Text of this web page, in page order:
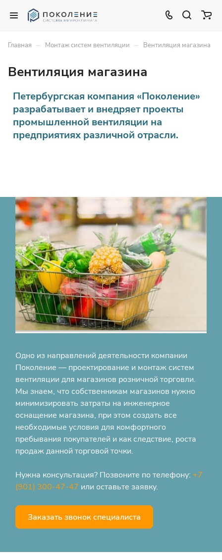
Главная – Монтаж систем вентиляции – Вентиляция магазина
Вентиляция магазина
Петербургская компания «Поколение»
разрабатывает и внедряет проекты
промышленной вентиляции на
предприятиях различной отрасли.
Одно из направлений деятельности компании
Поколение — проектирование и монтаж систем
вентиляции для магазинов розничной торговли.
Мы знаем, что собственникам магазинов нужно
минимизировать затраты на инженерное
оснащение магазина, при этом создать все
необходимые условия для комфортного
пребывания покупателей и как следствие, роста
продаж данной торговой точки.
Нужна консультация? Позвоните по телефону: +7
(901) 300-47-47 или оставьте заявку.
Заказать звонок специалиста